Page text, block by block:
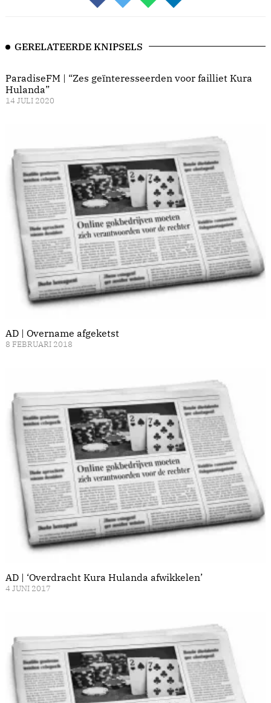
GERELATEERDE KNIPSELS
ParadiseFM | “Zes geïnteresseerden voor failliet Kura
Hulanda”
14 JULI 2020
AD | Overname afgeketst
8 FEBRUARI 2018
AD | ‘Overdracht Kura Hulanda afwikkelen’
4 JUNI 2017